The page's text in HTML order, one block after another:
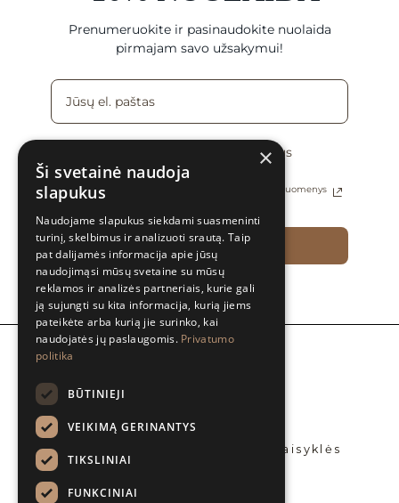
Prenumeruokite ir pasinaudokite nuolaida
pirmajam savo užsakymui!
Sutinku gauti naujienas ir specialius
pasiūlymus el. paštu
Daugiau informacijos apie tai, kaip tvarkomi Jūsų duomenys
PRENUMERUOTI
Privatumo politika
Prekių pirkimo – pardavimo taisyklės
×
Ši svetainė naudoja
slapukus
Naudojame slapukus siekdami suasmeninti
turinį, skelbimus ir analizuoti srautą. Taip
pat dalijamės informacija apie jūsų
naudojimąsi mūsų svetaine su mūsų
reklamos ir analizės partneriais, kurie gali
ją sujungti su kita informacija, kurią jiems
pateikėte arba kurią jie surinko, kai
naudojatės jų paslaugomis. Privatumo
politika
BŪTINIEJI
VEIKIMĄ GERINANTYS
TIKSLINIAI
FUNKCINIAI